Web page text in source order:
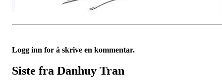
Logg inn for å skrive en kommentar.
Siste fra Danhuy Tran